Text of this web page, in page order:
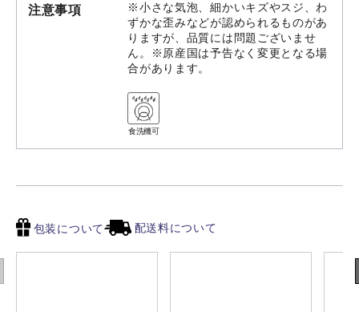
注意事項
※小さな気泡、細かいキズやスジ、わ
ずかな歪みなどが認められるものがあ
りますが、品質には問題ございませ
ん。※原産国は予告なく変更となる場
合があります。
食洗機可
包装について 配送料について